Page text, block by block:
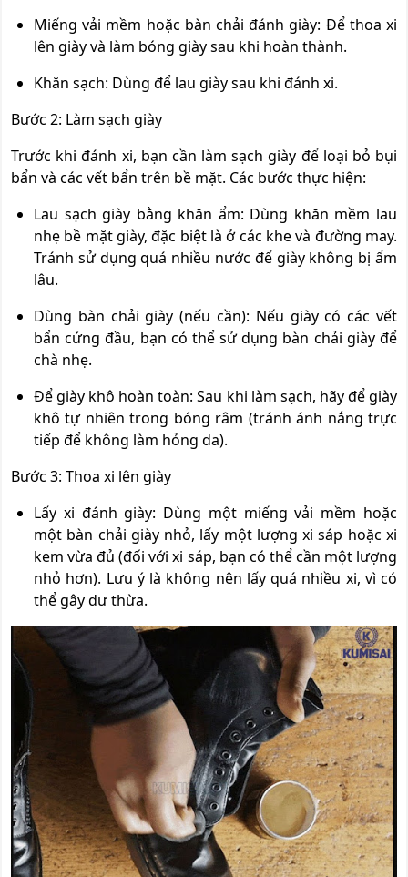
Miếng vải mềm hoặc bàn chải đánh giày: Để thoa xi
lên giày và làm bóng giày sau khi hoàn thành.
Khăn sạch: Dùng để lau giày sau khi đánh xi.
Bước 2: Làm sạch giày
Trước khi đánh xi, bạn cần làm sạch giày để loại bỏ bụi
bẩn và các vết bẩn trên bề mặt. Các bước thực hiện:
Lau sạch giày bằng khăn ẩm: Dùng khăn mềm lau
nhẹ bề mặt giày, đặc biệt là ở các khe và đường may.
Tránh sử dụng quá nhiều nước để giày không bị ẩm
lâu.
Dùng bàn chải giày (nếu cần): Nếu giày có các vết
bẩn cứng đầu, bạn có thể sử dụng bàn chải giày để
chà nhẹ.
Để giày khô hoàn toàn: Sau khi làm sạch, hãy để giày
khô tự nhiên trong bóng râm (tránh ánh nắng trực
tiếp để không làm hỏng da).
Bước 3: Thoa xi lên giày
Lấy xi đánh giày: Dùng một miếng vải mềm hoặc
một bàn chải giày nhỏ, lấy một lượng xi sáp hoặc xi
kem vừa đủ (đối với xi sáp, bạn có thể cần một lượng
nhỏ hơn). Lưu ý là không nên lấy quá nhiều xi, vì có
thể gây dư thừa.